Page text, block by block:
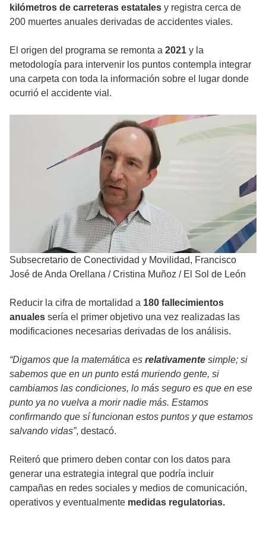
kilómetros de carreteras estatales y registra cerca de
200 muertes anuales derivadas de accidentes viales.
El origen del programa se remonta a 2021 y la
metodología para intervenir los puntos contempla integrar
una carpeta con toda la información sobre el lugar donde
ocurrió el accidente vial.
Subsecretario de Conectividad y Movilidad, Francisco
José de Anda Orellana /Cristina Muñoz / El Sol de León
Reducir la cifra de mortalidad a 180 fallecimientos
anuales sería el primer objetivo una vez realizadas las
modificaciones necesarias derivadas de los análisis.
“Digamos que la matemática es relativamente simple; si
sabemos que en un punto está muriendo gente, si
cambiamos las condiciones, lo más seguro es que en ese
punto ya no vuelva a morir nadie más. Estamos
confirmando que sí funcionan estos puntos y que estamos
salvando vidas”, destacó.
Reiteró que primero deben contar con los datos para
generar una estrategia integral que podría incluir
campañas en redes sociales y medios de comunicación,
operativos y eventualmente medidas regulatorias.